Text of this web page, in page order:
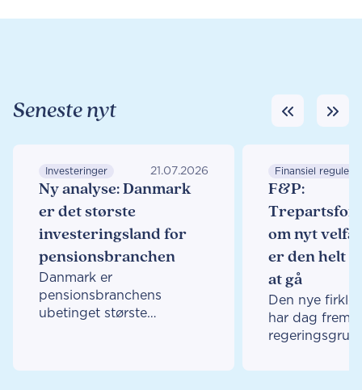
Seneste nyt
Investeringer 21.07.2026
Ny analyse: Danmark
er det største
investeringsland for
pensionsbranchen
Danmark er
pensionsbranchens
ubetinget største
F&P:
om nyt
er den helt
at gå
Den nye
har dag
tidsler. I F&P